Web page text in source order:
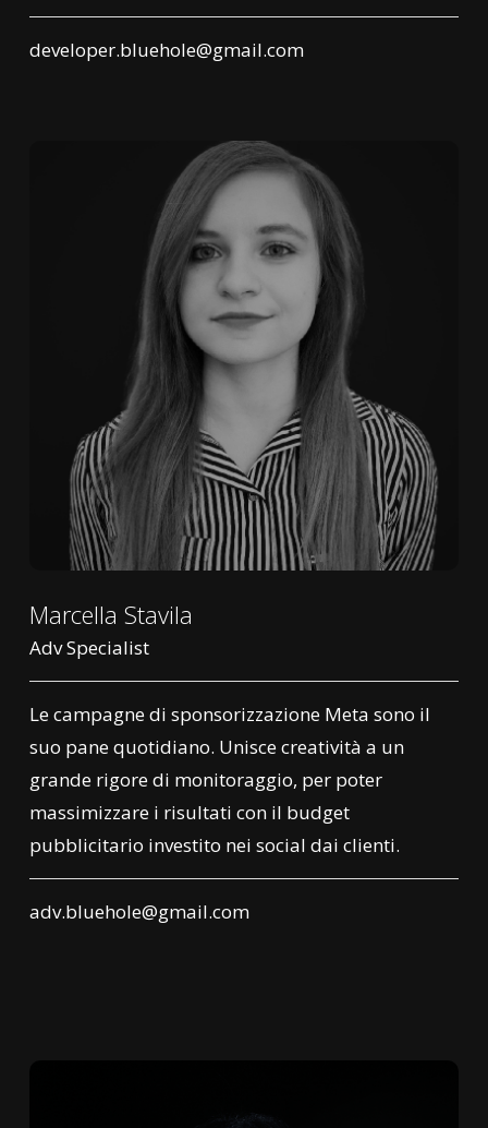
developer.bluehole@gmail.com
Marcella Stavila
Adv Specialist
Le campagne di sponsorizzazione Meta sono il
suo pane quotidiano. Unisce creatività a un
grande rigore di monitoraggio, per poter
massimizzare i risultati con il budget
pubblicitario investito nei social dai clienti.
adv.bluehole@gmail.com